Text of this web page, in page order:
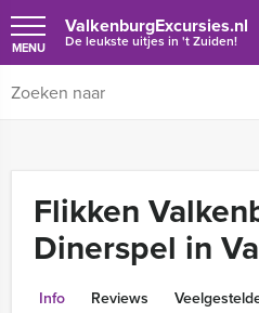
ValkenburgExcursies.nl
De leukste uitjes in 't Zuiden!
MENU
Flikken
Dinerspel in
Info Reviews